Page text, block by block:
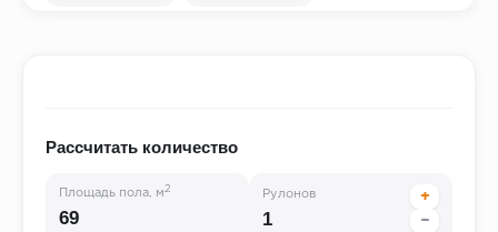
Рассчитать количество
Площадь пола, м 2
Рулонов
+
−